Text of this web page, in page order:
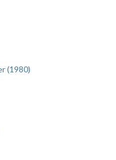
(1980)